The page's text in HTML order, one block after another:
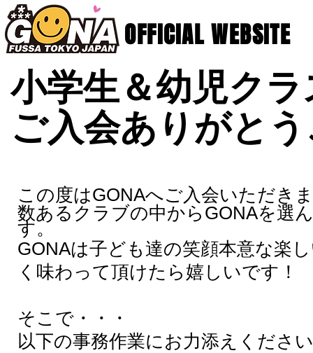
OFFICIAL WEBSITE
小学生＆幼児クラ
ご入会ありがと
この度はGONAへご入会いただき
数あるクラブの中からGONAを選
す。
GONAは子ども達の笑顔本意な楽
く味わって頂けたら嬉しいです！
そこで・・・
以下の事務作業にお力添えくださ